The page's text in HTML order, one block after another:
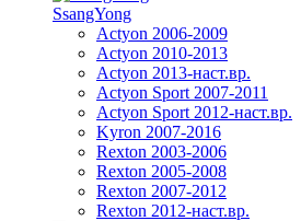
SsangYong
Actyon 2006-2009
Actyon 2010-2013
Actyon 2013-наст.вр.
Actyon Sport 2007-2011
Actyon Sport 2012-наст.вр.
Kyron 2007-2016
Rexton 2003-2006
Rexton 2005-2008
Rexton 2007-2012
Rexton 2012-наст.вр.